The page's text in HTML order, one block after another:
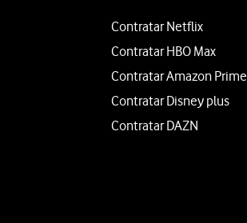
Contratar Netflix
Contratar HBO Max
Contratar Amazon Prime
Contratar Disney plus
Contratar DAZN